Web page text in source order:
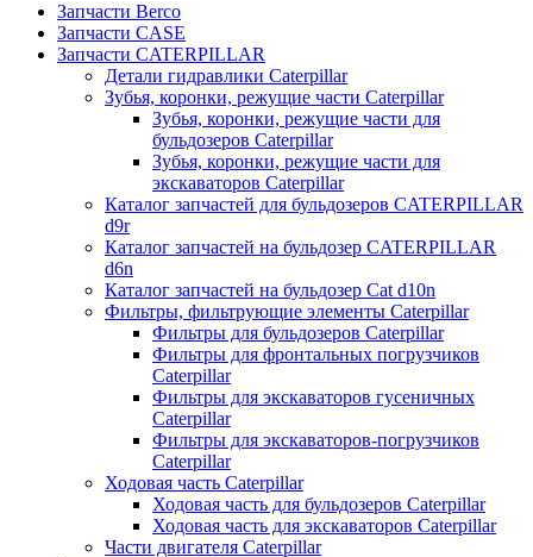
Запчасти Berco
Запчасти CASE
Запчасти CATERPILLAR
Детали гидравлики Caterpillar
Зубья, коронки, режущие части Caterpillar
Зубья, коронки, режущие части для
бульдозеров Caterpillar
Зубья, коронки, режущие части для
экскаваторов Caterpillar
Каталог запчастей для бульдозеров CATERPILLAR
d9r
Каталог запчастей на бульдозер CATERPILLAR
d6n
Каталог запчастей на бульдозер Сat d10n
Фильтры, фильтрующие элементы Caterpillar
Фильтры для бульдозеров Caterpillar
Фильтры для фронтальных погрузчиков
Caterpillar
Фильтры для экскаваторов гусеничных
Caterpillar
Фильтры для экскаваторов-погрузчиков
Caterpillar
Ходовая часть Caterpillar
Ходовая часть для бульдозеров Caterpillar
Ходовая часть для экскаваторов Caterpillar
Части двигателя Caterpillar